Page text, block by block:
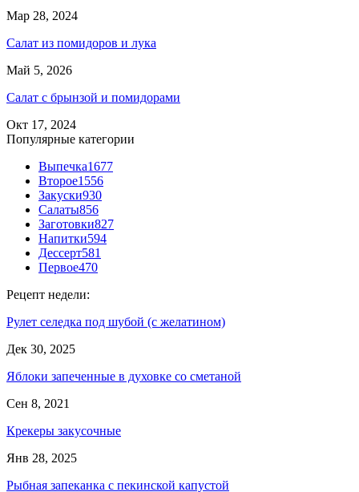
Мар 28, 2024
Салат из помидоров и лука
Май 5, 2026
Салат с брынзой и помидорами
Окт 17, 2024
Популярные категории
Выпечка1677
Второе1556
Закуски930
Салаты856
Заготовки827
Напитки594
Дессерт581
Первое470
Рецепт недели:
Рулет селедка под шубой (с желатином)
Дек 30, 2025
Яблоки запеченные в духовке со сметаной
Сен 8, 2021
Крекеры закусочные
Янв 28, 2025
Рыбная запеканка с пекинской капустой